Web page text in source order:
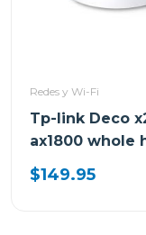
Redes y Wi-Fi
Tp-link Deco
ax1800 whole
$149.95